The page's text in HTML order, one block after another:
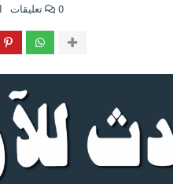
0 تعليقات